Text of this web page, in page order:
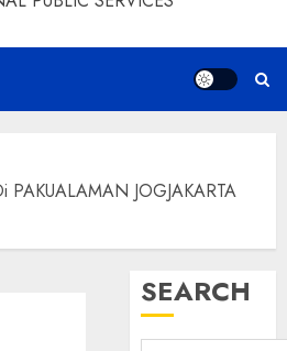
PAKUALAMAN JOGJAKARTA
SEARCH